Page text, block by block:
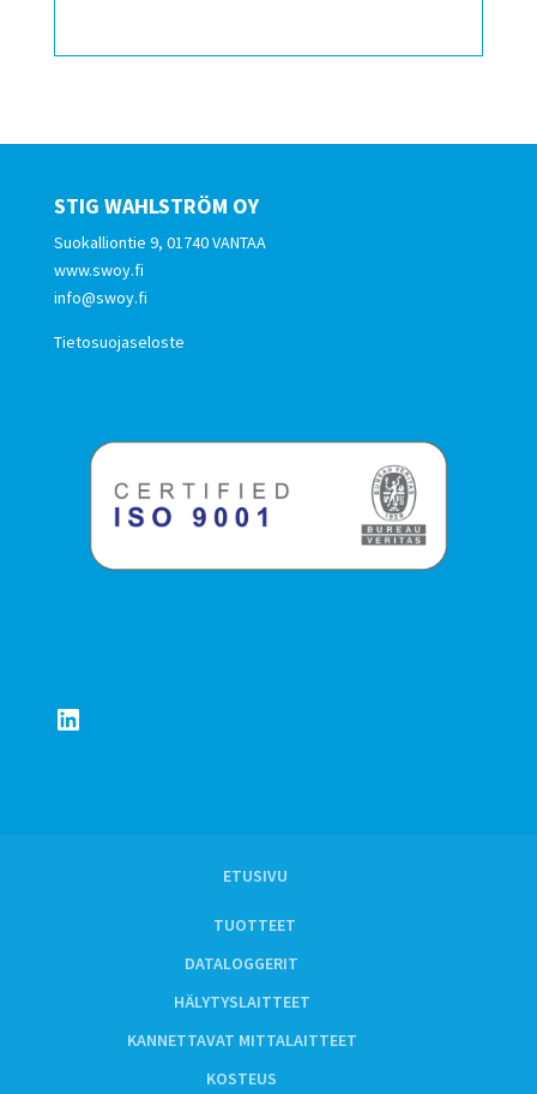
STIG WAHLSTRÖM OY
Suokalliontie 9, 01740 VANTAA
www.swoy.fi
info@swoy.fi
Tietosuojaseloste
LinkedIn
ETUSIVU
TUOTTEET
DATALOGGERIT
HÄLYTYSLAITTEET
KANNETTAVAT MITTALAITTEET
KOSTEUS